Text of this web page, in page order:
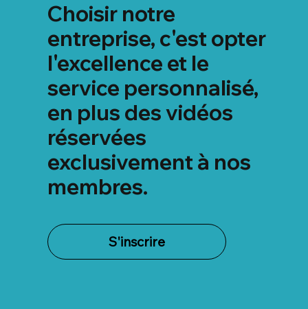
Choisir notre
entreprise, c'est opter
l'excellence et le
service personnalisé,
en plus des vidéos
réservées
exclusivement à nos
membres.
S'inscrire